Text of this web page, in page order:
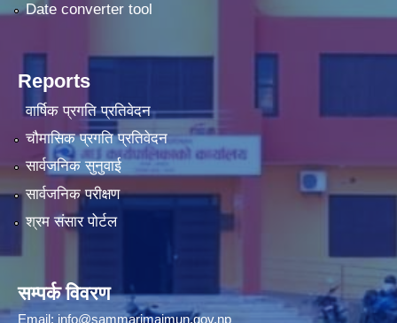
Date converter tool
Reports
वार्षिक प्रगति प्रतिवेदन
चौमासिक प्रगति प्रतिवेदन
सार्वजनिक सुनुवाई
सार्वजनिक परीक्षण
श्रम संसार पोर्टल
सम्पर्क विवरण
Email: info@sammarimaimun.gov.np